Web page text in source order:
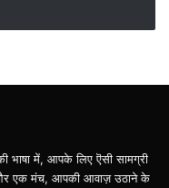
में, आपके लिए ऎसी सामग्री
एक मंच, आपकी आवाज़ उठाने के